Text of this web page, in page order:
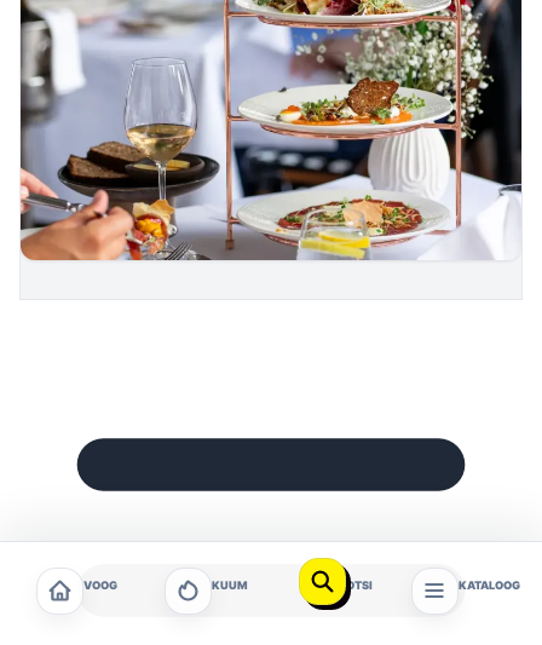
VOOG KUUM OTSI KATALOOG